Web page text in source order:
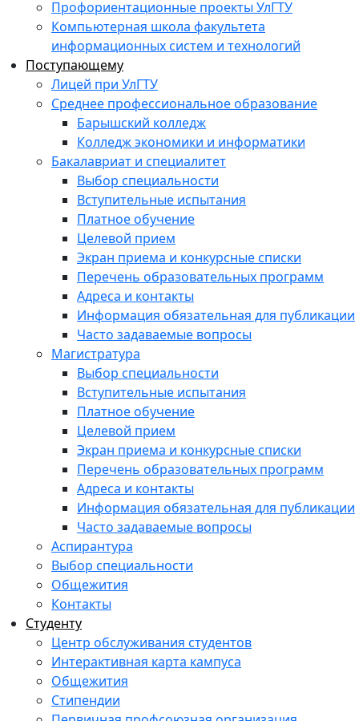
Профориентационные проекты УлГТУ
Компьютерная школа факультета
информационных систем и технологий
Поступающему
Лицей при УлГТУ
Среднее профессиональное образование
Барышский колледж
Колледж экономики и информатики
Бакалавриат и специалитет
Выбор специальности
Вступительные испытания
Платное обучение
Целевой прием
Экран приема и конкурсные списки
Перечень образовательных программ
Адреса и контакты
Информация обязательная для публикации
Часто задаваемые вопросы
Магистратура
Выбор специальности
Вступительные испытания
Платное обучение
Целевой прием
Экран приема и конкурсные списки
Перечень образовательных программ
Адреса и контакты
Информация обязательная для публикации
Часто задаваемые вопросы
Аспирантура
Выбор специальности
Общежития
Контакты
Студенту
Центр обслуживания студентов
Интерактивная карта кампуса
Общежития
Стипендии